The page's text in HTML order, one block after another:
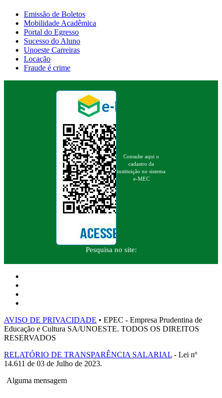
Emissão de Boletos
Mobilidade Acadêmica
Portal do Egresso
Sucesso do Aluno
Unoeste Carreiras
Locação
Fraude é crime
Consulte aqui o
cadastro da
instituição no sistema
e-MEC
Pesquisa no site:
AVISO DE PRIVACIDADE • EPEC - Empresa Prudentina de
Educação e Cultura SA/UNOESTE. TODOS OS DIREITOS
RESERVADOS
RELATÓRIO DE TRANSPARÊNCIA SALARIAL - Lei nº
14.611 de 03 de Julho de 2023.
Alguma mensagem